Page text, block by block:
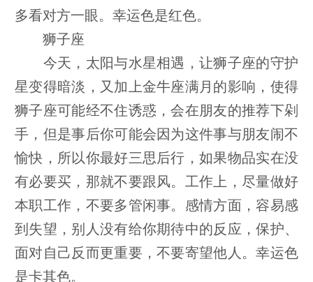
多看对方一眼。幸运色是红色。
狮子座
今天，太阳与水星相遇，让狮子座的守护
星变得暗淡，又加上金牛座满月的影响，使得
狮子座可能经不住诱惑，会在朋友的推荐下剁
手，但是事后你可能会因为这件事与朋友闹不
愉快，所以你最好三思后行，如果物品实在没
有必要买，那就不要跟风。工作上，尽量做好
本职工作，不要多管闲事。感情方面，容易感
到失望，别人没有给你期待中的反应，保护、
面对自己反而更重要，不要寄望他人。幸运色
是卡其色。